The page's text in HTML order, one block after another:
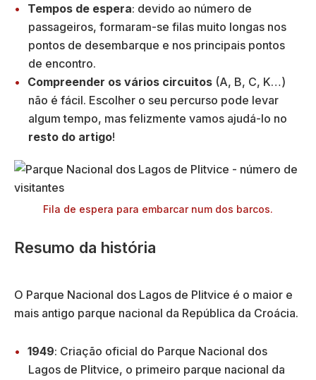
Tempos de espera: devido ao número de
passageiros, formaram-se filas muito longas nos
pontos de desembarque e nos principais pontos
de encontro.
Compreender os vários circuitos (A, B, C, K…)
não é fácil. Escolher o seu percurso pode levar
algum tempo, mas felizmente vamos ajudá-lo no
resto do artigo!
Fila de espera para embarcar num dos barcos.
Resumo da história
O Parque Nacional dos Lagos de Plitvice é o maior e
mais antigo parque nacional da República da Croácia.
1949: Criação oficial do Parque Nacional dos
Lagos de Plitvice, o primeiro parque nacional da